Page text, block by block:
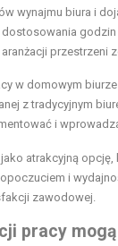
wynajmu biura i
godzin
przestrzeni
w domowym
z tradycyjnym
i
atrakcyjną
i
zawodowej.
pracy